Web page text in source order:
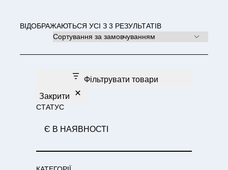
ВІДОБРАЖАЮТЬСЯ УСІ З 3 РЕЗУЛЬТАТІВ
Фільтрувати товари
Закрити
СТАТУС
А
Т
Є В НАЯВНОСТІ